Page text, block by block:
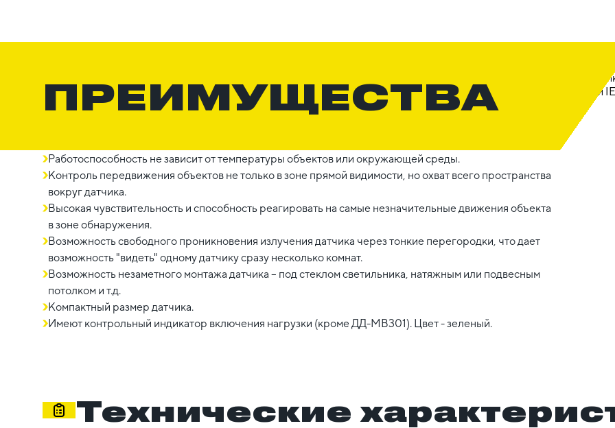
ПРЕИМУЩЕСТВА
Работоспособность не зависит от температуры объектов или окружающей среды.
Контроль передвижения объектов не только в зоне прямой видимости, но охват всего пространства
вокруг датчика.
Высокая чувствительность и способность реагировать на самые незначительные движения объекта
в зоне обнаружения.
Возможность свободного проникновения излучения датчика через тонкие перегородки, что дает
возможность "видеть" одному датчику сразу несколько комнат.
Возможность незаметного монтажа датчика – под стеклом светильника, натяжным или подвесным
потолком и т.д.
Компактный размер датчика.
Имеют контрольный индикатор включения нагрузки (кроме ДД-МВ301). Цвет - зеленый.
Технические